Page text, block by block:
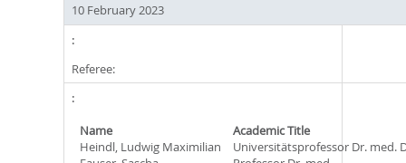
10 February 2023
Referee:
Name
Academic Title
Heindl, Ludwig Maximilian
Universitätsprofessor Dr. med.